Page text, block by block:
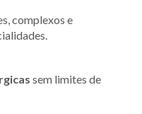
complexos e
sem limites de